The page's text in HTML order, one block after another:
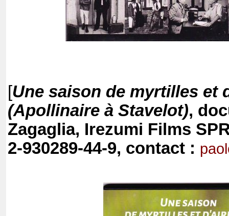
[Une saison de myrtilles et
(Apollinaire à Stavelot),
Zagaglia, Irezumi Films
2-930289-44-9, contact :